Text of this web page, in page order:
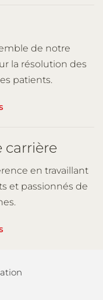
de notre
la résolution des
patients.
carrière
en travaillant
et passionnés de